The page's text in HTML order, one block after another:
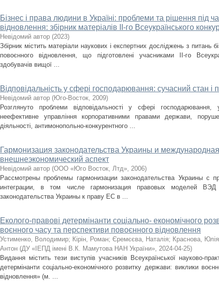
Бізнес і права людини в Україні: проблеми та рішення під
відновлення: збірник матеріалів ІІ-го Всеукраїнського
Невідомий автор (2023)
Збірник містить матеріали наукових і експертних досліджень з питань
повоєнного відновлення, що підготовлені учасниками ІІ-го
здобувачів вищої ...
Відповідальність у сфері господарювання: сучасний стан і
Невідомий автор (Юго-Восток, 2009)
Розглянуто проблеми відповідальності у сфері
неефективне управління корпоративними правами держави,
діяльності, антимонопольно-конкурентного ...
Гармонизация законодательства Украины и
внешнеэкономический аспект
Невідомий автор (ООО «Юго Восток, Лтд», 2006)
Рассмотрены проблемы гармонизации законодательства Украины
интеграции, в том числе гармонизация правовых моделей
законодательства Украины к праву ЕС в ...
Еколого-правові детермінанти соціально- економічного
воєнного часу та перспективи повоєнного відновлення
Устименко, Володимир; Кірін, Роман; Єремєєва, Наталія; Краснова, Юлія
Антон (ДУ «ІЕПД імені В.К. Мамутова НАН України», 2024-04-25)
Видання містить тези виступів учасників Всеукраїнської науково-
детермінанти соціально-економічного розвитку держави: виклики
відновлення» (м. ...